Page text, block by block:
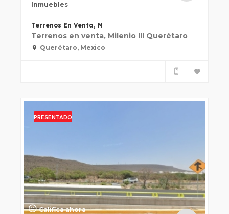
Inmuebles
Terrenos En Venta, M
Terrenos en venta, Milenio III Querétaro
Querétaro, Mexico
PRESENTADO
Califica ahora